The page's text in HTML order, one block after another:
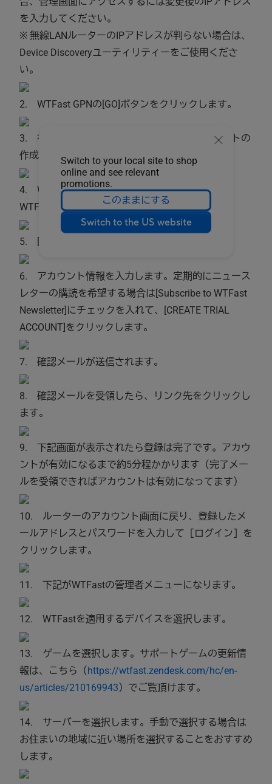
Switch to your local site to shop
online and see relevant
promotions.
このままにする
Switch to the US website
を入力してください。
※ 無線LANルーターのIPアドレスが判らない場合は、
Device Discoveryユーティリティーをご使用くださ
い。
2. WTFast GPNの[GO]ボタンをクリックします。
3. 初めてのご利用の場合は、［新しいアカウントの
作成］をクリックします。
4. WTFastのページが表示されたら、[CREATE
WTFAST ACCOUNT / LOGIN]をクリックします。
5. [SIGN UP FOR FREE]をクリックします。
6. アカウント情報を入力します。定期的にニュース
レターの購読を希望する場合は[Subscribe to WTFast
Newsletter]にチェックを入れて、[CREATE TRIAL
ACCOUNT]をクリックします。
7. 確認メールが送信されます。
8. 確認メールを受領したら、リンク先をクリックし
ます。
9. 下記画面が表示されたら登録は完了です。アカウ
ントが有効になるまで約5分程かかります（完了メー
ルを受領できればアカウントは有効になってます）
10. ルーターのアカウント画面に戻り、登録したメ
ールアドレスとパスワードを入力して［ログイン］を
クリックします。
11. 下記がWTFastの管理者メニューになります。
12. WTFastを適用するデバイスを選択します。
13. ゲームを選択します。サポートゲームの更新情
報は、こちら（ https://wtfast.zendesk.com/hc/en-
us/articles/210169943 ）でご覧頂けます。
14. サーバーを選択します。手動で選択する場合は
お住まいの地域に近い場所を選択することをおすすめ
します。